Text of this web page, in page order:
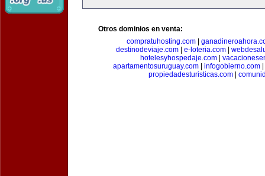
Otros dominios en venta:
compratuhosting.com|
destinodeviaje.com
e-loteria.com
hotelesyhospedaje.com
apartamentosuruguay.com
infogobierno.com
propiedadesturisticas.com|